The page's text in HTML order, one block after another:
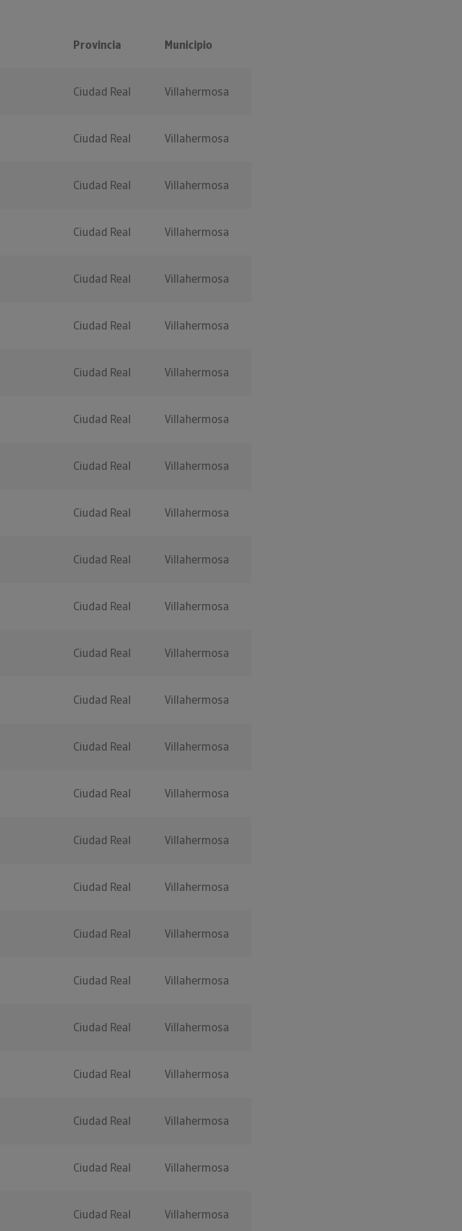
Provincia Municipio
Ciudad Real Villahermosa
Ciudad Real Villahermosa
Ciudad Real Villahermosa
Ciudad Real Villahermosa
Ciudad Real Villahermosa
Ciudad Real Villahermosa
Ciudad Real Villahermosa
Ciudad Real Villahermosa
Ciudad Real Villahermosa
Ciudad Real Villahermosa
Ciudad Real Villahermosa
Ciudad Real Villahermosa
Ciudad Real Villahermosa
Ciudad Real Villahermosa
Ciudad Real Villahermosa
Ciudad Real Villahermosa
Ciudad Real Villahermosa
Ciudad Real Villahermosa
Ciudad Real Villahermosa
Ciudad Real Villahermosa
Ciudad Real Villahermosa
Ciudad Real Villahermosa
Ciudad Real Villahermosa
Ciudad Real Villahermosa
Ciudad Real Villahermosa